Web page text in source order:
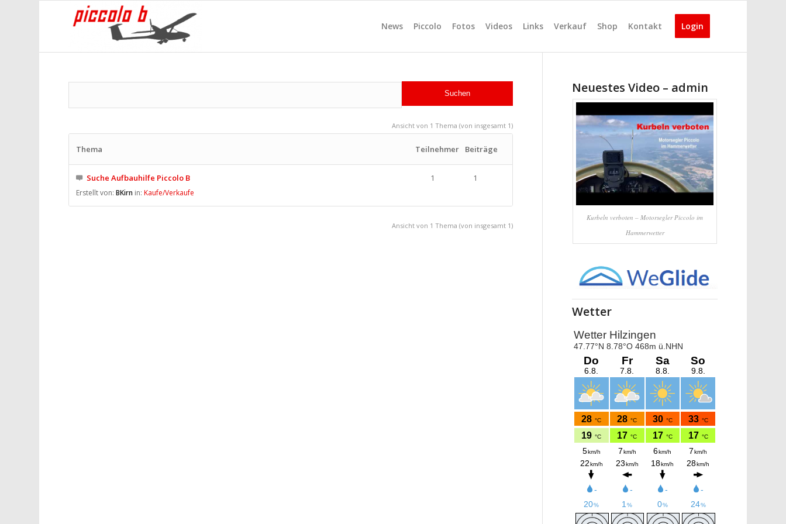
News Piccolo Fotos Videos Links Verkauf Shop Kontakt Login
Ansicht von 1 Thema (von insgesamt 1)
Thema Teilnehmer Beiträge
Suche Aufbauhilfe Piccolo B
Erstellt von:BKirn in:Kaufe/Verkaufe
1 1
Ansicht von 1 Thema (von insgesamt 1)
Neuestes Video – admin
Kurbeln verboten – Motorsegler Piccolo im
Hammerwetter
Wetter